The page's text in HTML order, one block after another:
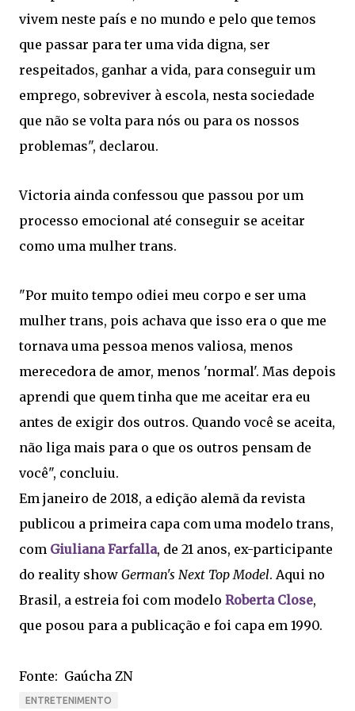
vivem neste país e no mundo e pelo que temos
que passar para ter uma vida digna, ser
respeitados, ganhar a vida, para conseguir um
emprego, sobreviver à escola, nesta sociedade
que não se volta para nós ou para os nossos
problemas", declarou.
Victoria ainda confessou que passou por um
processo emocional até conseguir se aceitar
como uma mulher trans.
"Por muito tempo odiei meu corpo e ser uma
mulher trans, pois achava que isso era o que me
tornava uma pessoa menos valiosa, menos
merecedora de amor, menos 'normal'. Mas depois
aprendi que quem tinha que me aceitar era eu
antes de exigir dos outros. Quando você se aceita,
não liga mais para o que os outros pensam de
você", concluiu.
Em janeiro de 2018, a edição alemã da revista
publicou a primeira capa com uma modelo trans,
com Giuliana Farfalla, de 21 anos, ex-participante
do reality show German's Next Top Model. Aqui no
Brasil, a estreia foi com modelo Roberta Close,
que posou para a publicação e foi capa em 1990.
Fonte: Gaúcha ZN
ENTRETENIMENTO